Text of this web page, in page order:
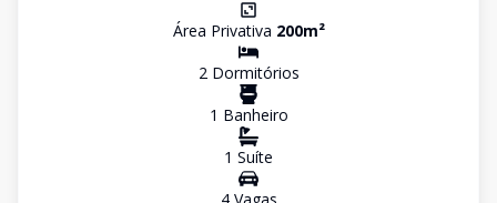
Área Privativa 200m²
2Dormitórios
1 Banheiro
1 Suíte